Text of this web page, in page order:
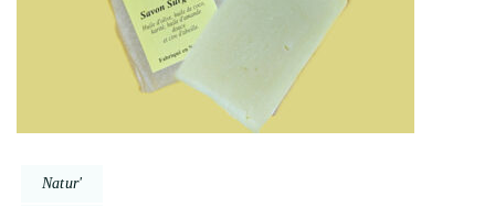
Natur'